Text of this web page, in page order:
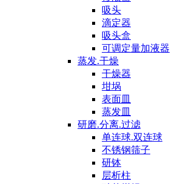
吸头
滴定器
吸头盒
可调定量加液器
蒸发.干燥
干燥器
坩埚
表面皿
蒸发皿
研磨.分离.过滤
单连球.双连球
不锈钢筛子
研钵
层析柱